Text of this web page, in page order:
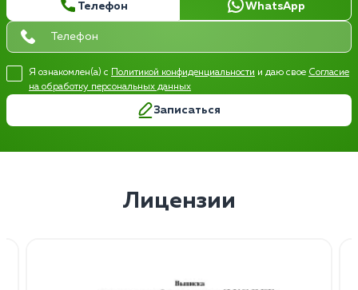
Телефон WhatsApp
Я ознакомлен(а) с Политикой конфиденциальности и даю свое Согласие
на обработку персональных данных
Записаться
Лицензии